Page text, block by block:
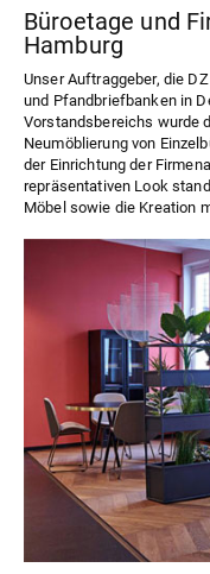
Büroetage und
Hamburg
Unser Auftraggeber, die
und Pfandbriefbanken in
Vorstandsbereichs wurde
Neumöblierung von
der Einrichtung der
repräsentativen Look
Möbel sowie die Kreation